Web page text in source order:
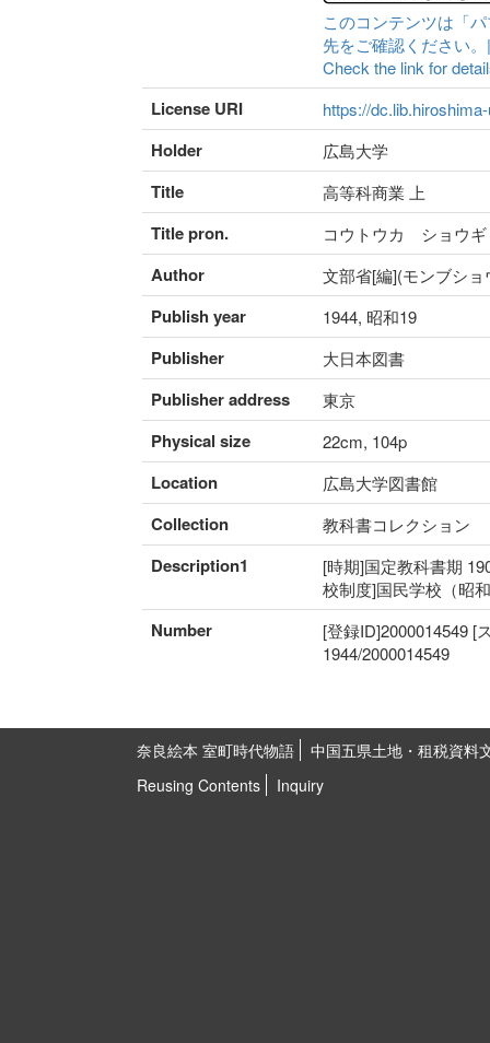
このコンテンツは「
先をご確認ください
Check the link for
License URI https://
Holder 広島大学
Title 高等科商業 上
Title pron. コウトウカ ショウギ
Author 文部省[編](モンブショ
Publish year 1944, 昭和19
Publisher 大日本図書
Publisher address 東京
Physical size 22cm, 104p
Location 広島大学図書館
Collection 教科書コレクション
Description1
[時期]国定教科書期
校制度]国民学校（昭
Number
[登録ID]2000014549 [
1944/2000014549
奈良絵本 室町時代物語
中国五県土地・租税資料
Reusing Contents
Inquiry